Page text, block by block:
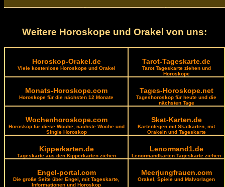
Weitere Horoskope und Orakel von uns:
Horoskop-Orakel.de
Viele kostenlose Horoskope und Orakel
Tarot-Tageskarte.de
Tarot Tageskarte ziehen und
Horoskope
Monats-Horoskope.com
Horoskope für die nächsten 12 Monate
Tages-Horoskope.net
Tageshoroskop für heute und die
nächsten Tage
Wochenhoroskope.com
Horoskop für diese Woche, nächste Woche und
Single Horoskop
Skat-Karten.de
Kartenlegen mit Skatkarten, mit
Orakeln und Tageskarte
Kipperkarten.de
Tageskarte aus den Kipperkarten ziehen
Lenormand1.de
Lenormandkarten Tageskarte ziehen
Engel-portal.com
Die große Seite über Engel, mit Tageskarte,
Informationen und Horoskop
Meerjungfrauen.com
Orakel, Spiele und Malvorlagen